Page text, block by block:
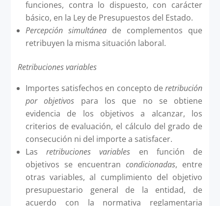
funciones, contra lo dispuesto, con carácter
básico, en la Ley de Presupuestos del Estado.
Percepción simultáneade complementos que
retribuyen la misma situación laboral.
Retribuciones variables
Importes satisfechos en concepto deretribución
por objetivos para los que no se obtiene
evidencia de los objetivos a alcanzar, los
criterios de evaluación, el cálculo del grado de
consecución ni del importe a satisfacer.
Lasretribuciones variables en función de
objetivos se encuentrancondicionadas, entre
otras variables, al cumplimiento del objetivo
presupuestario general de la entidad, de
acuerdo con la normativa reglamentaria